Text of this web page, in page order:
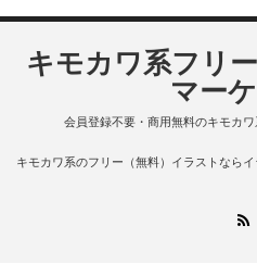
キモカワ系フリ
マー
会員登録不要・商用無料のキモカワ
キモカワ系のフリー（無料）イラストならイ